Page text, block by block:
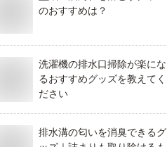
のおすすめは？
洗濯機の排水口掃除が楽にな
るおすすめグッズを教えてく
ださい
排水溝の匂いを消臭できるグ